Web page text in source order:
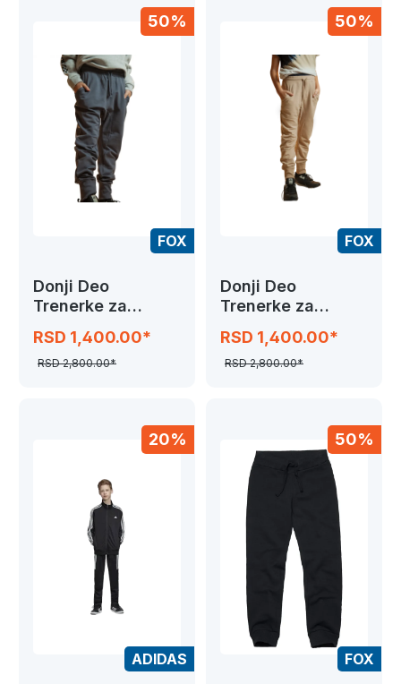
50%
FOX
Donji Deo
Trenerke za
RSD 1,400.00*
RSD 2,800.00*
50%
FOX
Donji Deo
Trenerke za
RSD 1,400.00*
RSD 2,800.00*
20%
ADIDAS
50%
FOX